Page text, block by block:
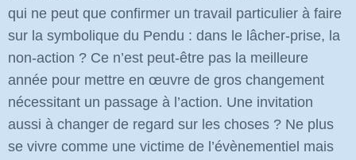
qui ne peut que confirmer un travail particulier à faire
sur la symbolique du Pendu : dans le lâcher-prise, la
non-action ? Ce n’est peut-être pas la meilleure
année pour mettre en œuvre de gros changement
nécessitant un passage à l’action. Une invitation
aussi à changer de regard sur les choses ? Ne plus
se vivre comme une victime de l’évènementiel mais